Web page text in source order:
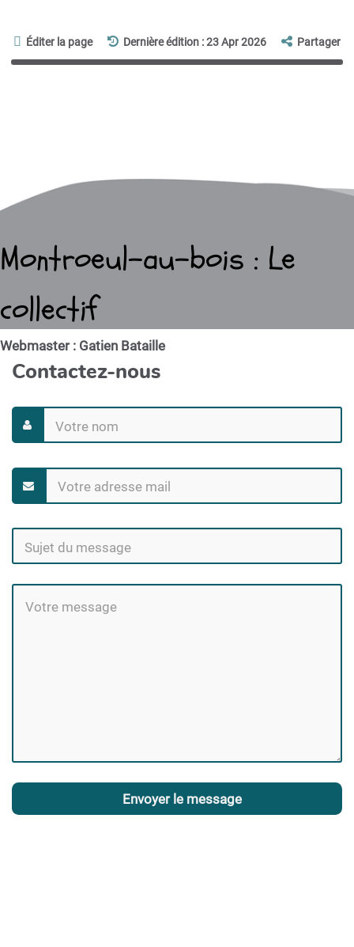
Éditer la page Dernière édition : 23 Apr 2026 Partager
Montroeul-au-bois : Le
collectif
Webmaster : Gatien Bataille
Contactez-nous
Envoyer le message